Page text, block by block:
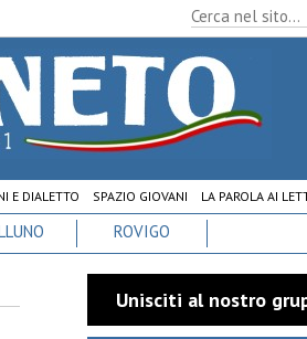
E DIALETTO SPAZIO GIOVANI LA PAROLA AI
ROVIGO
Unisciti al nostro